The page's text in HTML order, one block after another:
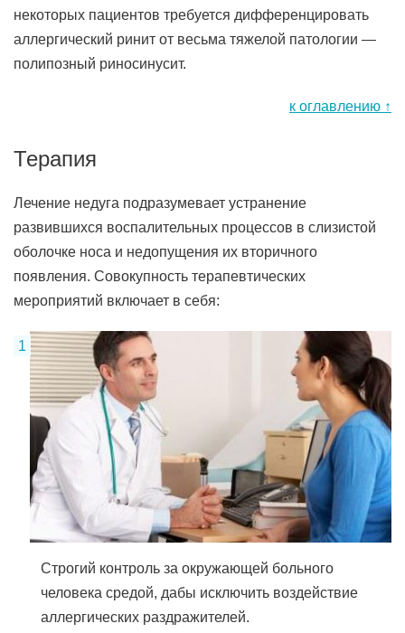
некоторых пациентов требуется дифференцировать
аллергический ринит от весьма тяжелой патологии —
полипозный риносинусит.
к оглавлению ↑
Терапия
Лечение недуга подразумевает устранение
развившихся воспалительных процессов в слизистой
оболочке носа и недопущения их вторичного
появления. Совокупность терапевтических
мероприятий включает в себя:
Строгий контроль за окружающей больного
человека средой, дабы исключить воздействие
аллергических раздражителей.